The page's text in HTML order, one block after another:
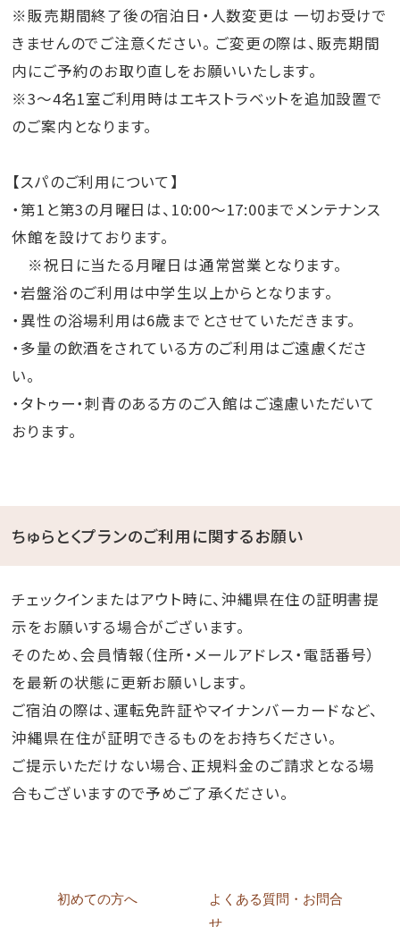
※販売期間終了後の宿泊日・人数変更は 一切お受けで
きませんのでご注意ください。 ご変更の際は、販売期間
内にご予約のお取り直しをお願いいたします。
※3～4名1室ご利用時はエキストラベットを追加設置で
のご案内となります。
【スパのご利用について】
・第1と第3の月曜日は、10:00～17:00までメンテナンス
休館を設けております。
※祝日に当たる月曜日は通常営業となります。
・岩盤浴のご利用は中学生以上からとなります。
・異性の浴場利用は6歳までとさせていただきます。
・多量の飲酒をされている方のご利用はご遠慮くださ
い。
・タトゥー・刺青のある方のご入館はご遠慮いただいて
おります。
ちゅらとくプランのご利用に関するお願い
チェックインまたはアウト時に、沖縄県在住の証明書提
示をお願いする場合がございます。
そのため、会員情報（住所・メールアドレス・電話番号）
を最新の状態に更新お願いします。
ご宿泊の際は、運転免許証やマイナンバーカードなど、
沖縄県在住が証明できるものをお持ちください。
ご提示いただけない場合、正規料金のご請求となる場
合もございますので予めご了承ください。
初めての方へ
よくある質問・お問合
せ